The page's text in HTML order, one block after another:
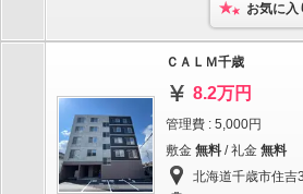
お気に入
ＣＡＬＭ千歳
8.2万円
管理費 : 5,000円
敷金 無料 / 礼金 無料
北海道千歳市住吉